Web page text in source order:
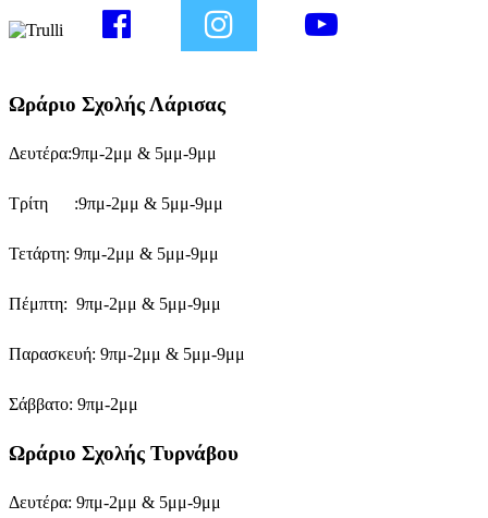
Ωράριο Σχολής Λάρισας
Δευτέρα:9πμ-2μμ & 5μμ-9μμ
Τρίτη :9πμ-2μμ & 5μμ-9μμ
Τετάρτη: 9πμ-2μμ & 5μμ-9μμ
Πέμπτη: 9πμ-2μμ & 5μμ-9μμ
Παρασκευή: 9πμ-2μμ & 5μμ-9μμ
Σάββατο: 9πμ-2μμ
Ωράριο Σχολής Τυρνάβου
Δευτέρα: 9πμ-2μμ & 5μμ-9μμ